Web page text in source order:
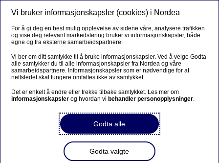
Vi bruker informasjonskapsler (cookies) i Nordea
For å gi deg en best mulig opplevelse av sidene våre, analysere trafikken
og vise deg relevant markedsføring bruker vi informasjonskapsler, både
egne og fra eksterne samarbeidspartnere.
Vi ber om ditt samtykke til å bruke informasjonskapsler. Ved å velge Godta
alle samtykker du til alle informasjonskapsler fra Nordea og våre
samarbeidspartnere. Informasjonskapsler som er nødvendige for at
nettstedet skal fungere omfattes ikke av samtykket.
Det er enkelt å endre eller trekke tilbake samtykket. Les mer om
informasjonskapsler og hvordan vi behandler personopplysninger.
Godta alle
Godta valgte